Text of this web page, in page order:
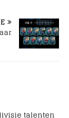
talenten